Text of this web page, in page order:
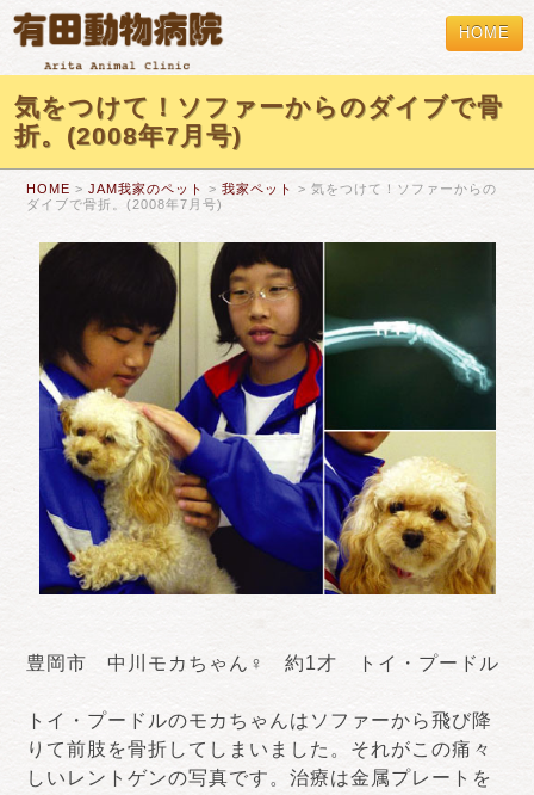
HOME
気をつけて！ソファーからのダイブで骨
折。(2008年7月号)
HOME >JAM我家のペット >我家ペット > 気をつけて！ソファーからの
ダイブで骨折。(2008年7月号)
豊岡市 中川モカちゃん♀ 約1才 トイ・プードル
トイ・プードルのモカちゃんはソファーから飛び降
りて前肢を骨折してしまいました。それがこの痛々
しいレントゲンの写真です。治療は金属プレートを